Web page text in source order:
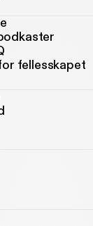
fellesskapet